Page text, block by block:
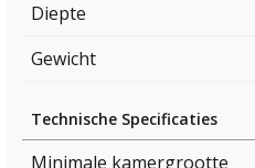
Diepte
Gewicht
Technische Specificaties
Minimale kamergrootte